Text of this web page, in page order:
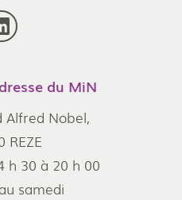
du MiN
Alfred Nobel,
REZE
h 30 à 20 h 00
samedi